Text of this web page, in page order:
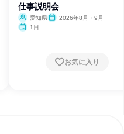
仕事説明会
愛知県
2026年8月・9月
1日
お気に入り